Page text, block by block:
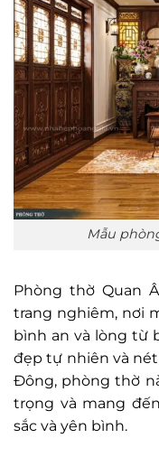
Mẫu
Phòng thờ Quan
trang nghiêm, nơi
bình an và lòng từ
đẹp tự nhiên và
Đông, phòng thờ
trọng và mang
sắc và yên bình.